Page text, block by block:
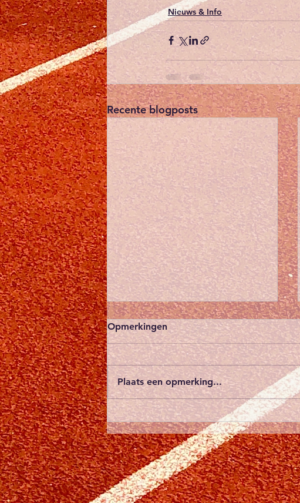
Nieuws & Info
Recente blogposts
Blijf zichtbaar - we gaan
voor fluo
De herfst en wintermaanden
brengen vroeg donker en
schemering met zich mee. Voor
wie regelmatig loopt ( ’s
ochtends, ’s avonds of in de...
Opmerkingen
Plaats een opmerking...